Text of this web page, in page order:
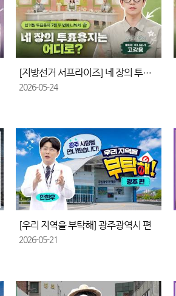
[지방선거 서프라이즈] 네 장의 투표용지는 어디로?
2026-05-24
[우리 지역을 부탁해] 광주광역시 편
2026-05-21